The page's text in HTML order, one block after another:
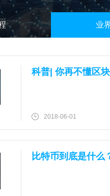
业
科普| 你再不懂区
2018-06-01
比特币到底是什么